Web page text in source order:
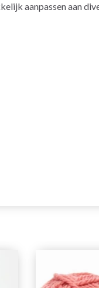
aanpassen aan